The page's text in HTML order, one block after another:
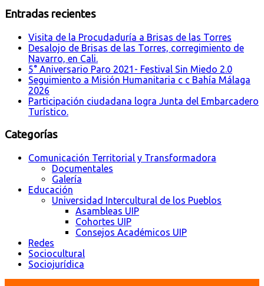
Entradas recientes
Visita de la Procudaduría a Brisas de las Torres
Desalojo de Brisas de las Torres, corregimiento de
Navarro, en Cali.
5° Aniversario Paro 2021- Festival Sin Miedo 2.0
Seguimiento a Misión Humanitaria c c Bahía Málaga
2026
Participación ciudadana logra Junta del Embarcadero
Turístico.
Categorías
Comunicación Territorial y Transformadora
Documentales
Galería
Educación
Universidad Intercultural de los Pueblos
Asambleas UIP
Cohortes UIP
Consejos Académicos UIP
Redes
Sociocultural
Sociojurídica